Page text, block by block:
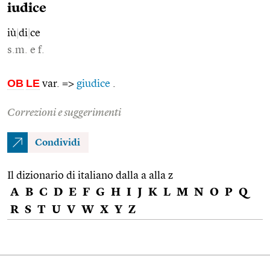
iudice
iù di ce
s.m. e f.
OB LE var. => giudice
Correzioni e suggerimenti
Condividi
Il dizionario di italiano dalla a alla z
A B C D E F G H I J K L M N O P Q
R S T U V W X Y Z